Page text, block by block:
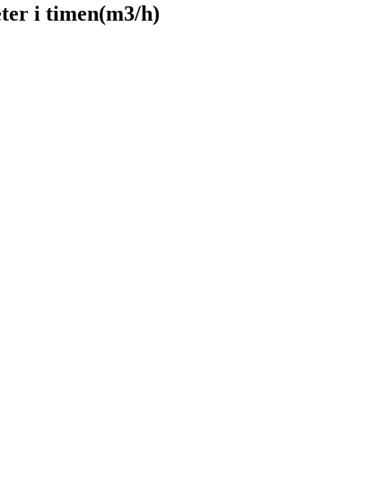
i timen(m3/h)